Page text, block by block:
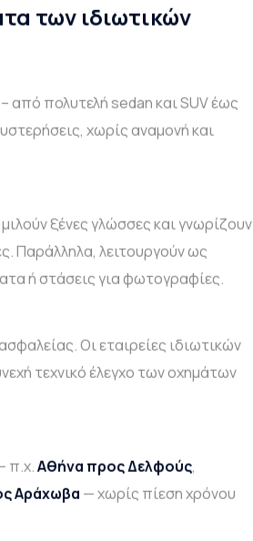
των ιδιωτικών
από πολυτελή sedan και SUV έως
χωρίς αναμονή και
μιλούν ξένες γλώσσες και γνωρίζουν
Παράλληλα, λειτουργούν ως
ή στάσεις για φωτογραφίες.
Οι εταιρείες ιδιωτικών
τεχνικό έλεγχο των οχημάτων
π.χ.Αθήνα προς Δελφούς,
Αράχωβα — χωρίς πίεση χρόνου